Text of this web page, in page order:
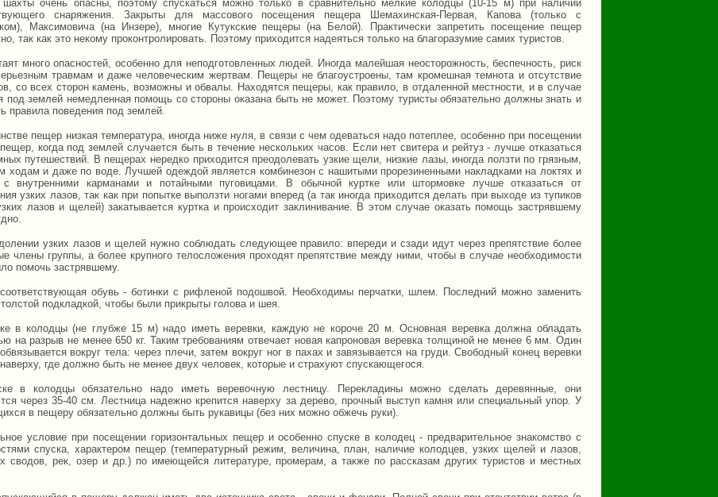
шахты очень опасны, поэтому спускаться можно только в сравнительно мелкие колодцы (10-15 м) при наличии
снаряжения. Закрыты для массового посещения пещера Шемахинская-Первая, Капова (только с
Максимовича (на Инзере), многие Кутукские пещеры (на Белой). Практически запретить посещение пещер
так как это некому проконтролировать. Поэтому приходится надеяться только на благоразумие самих туристов.
много опасностей, особенно для неподготовленных людей. Иногда малейшая неосторожность, беспечность, риск
травмам и даже человеческим жертвам. Пещеры не благоустроены, там кромешная темнота и отсутствие
со всех сторон камень, возможны и обвалы. Находятся пещеры, как правило, в отдаленной местности, и в случае
под землей немедленная помощь со стороны оказана быть не может. Поэтому туристы обязательно должны знать и
правила поведения под землей.
пещер низкая температура, иногда ниже нуля, в связи с чем одеваться надо потеплее, особенно при посещении
когда под землей случается быть в течение нескольких часов. Если нет свитера и рейтуз - лучше отказаться
путешествий. В пещерах нередко приходится преодолевать узкие щели, низкие лазы, иногда ползти по грязным,
ходам и даже по воде. Лучшей одеждой является комбинезон с нашитыми прорезиненными накладками на локтях и
с внутренними карманами и потайными пуговицами. В обычной куртке или штормовке лучше отказаться от
узких лазов, так как при попытке выползти ногами вперед (а так иногда приходится делать при выходе из тупиков
лазов и щелей) закатывается куртка и происходит заклинивание. В этом случае оказать помощь застрявшему
узких лазов и щелей нужно соблюдать следующее правило: впереди и сзади идут через препятствие более
члены группы, а более крупного телосложения проходят препятствие между ними, чтобы в случае необходимости
помочь застрявшему.
обувь - ботинки с рифленой подошвой. Необходимы перчатки, шлем. Последний можно заменить
подкладкой, чтобы были прикрыты голова и шея.
в колодцы (не глубже 15 м) надо иметь веревки, каждую не короче 20 м. Основная веревка должна обладать
на разрыв не менее 650 кг. Таким требованиям отвечает новая капроновая веревка толщиной не менее 6 мм. Один
вокруг тела: через плечи, затем вокруг ног в пахах и завязывается на груди. Свободный конец веревки
где должно быть не менее двух человек, которые и страхуют спускающегося.
в колодцы обязательно надо иметь веревочную лестницу. Перекладины можно сделать деревянные, они
через 35-40 см. Лестница надежно крепится наверху за дерево, прочный выступ камня или специальный упор. У
в пещеру обязательно должны быть рукавицы (без них можно обжечь руки).
условие при посещении горизонтальных пещер и особенно спуске в колодец - предварительное знакомство с
спуска, характером пещер (температурный режим, величина, план, наличие колодцев, узких щелей и лазов,
сводов, рек, озер и др.) по имеющейся литературе, промерам, а также по рассказам других туристов и местных